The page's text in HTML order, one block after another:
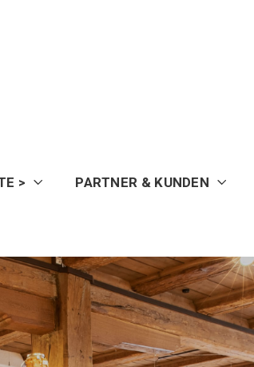
> PARTNER & KUNDEN